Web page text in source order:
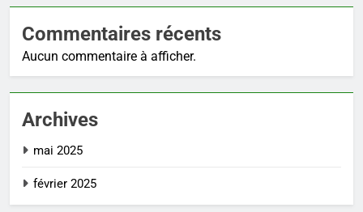
Commentaires récents
Aucun commentaire à afficher.
Archives
mai 2025
février 2025